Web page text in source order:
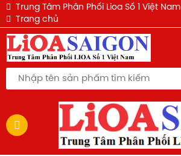
Trung Tâm Phân Phối Lioa Số 1 Việt Nam
Trang chủ